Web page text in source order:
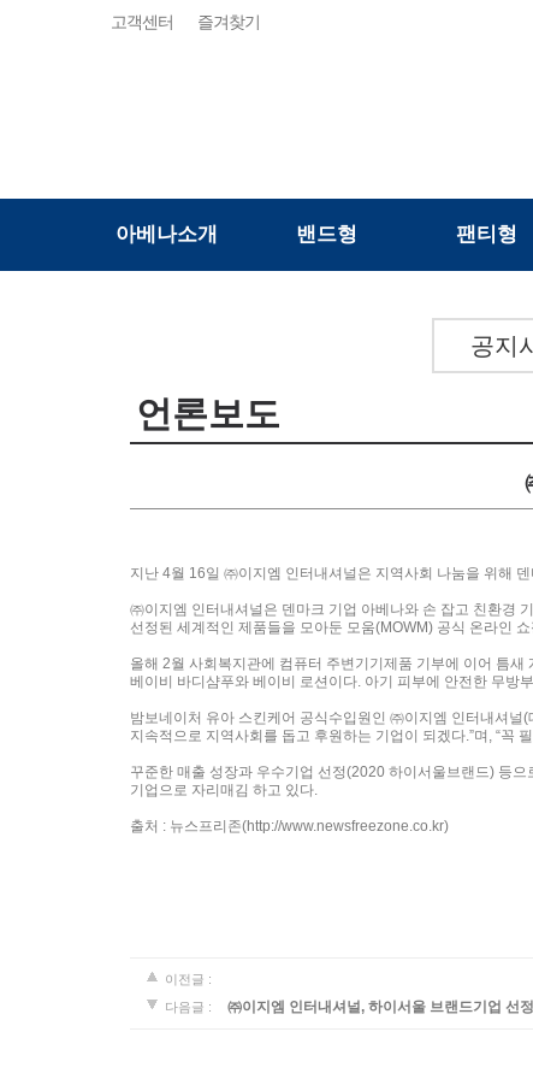
고객센터 즐겨찾기
아베나소개 밴드형 팬티형
공지
언론보도
지난 4월 16일 ㈜이지엠 인터내셔널은 지역사회 나눔을 위해
㈜이지엠 인터내셔널은 덴마크 기업 아베나와 손 잡고 친환경
선정된 세계적인 제품들을 모아둔 모움(MOWM) 공식 온라인
올해 2월 사회복지관에 컴퓨터 주변기기제품 기부에 이어 틈
베이비 바디샴푸와 베이비 로션이다. 아기 피부에 안전한 무방
밤보네이처 유아 스킨케어 공식수입원인 ㈜이지엠 인터내셔
지속적으로 지역사회를 돕고 후원하는 기업이 되겠다.”며, “꼭
꾸준한 매출 성장과 우수기업 선정(2020 하이서울브랜드) 등
기업으로 자리매김 하고 있다.
출처 : 뉴스프리존(http://www.newsfreezone.co.kr)
이전글 :
다음글 :
㈜이지엠 인터내셔널, 하이서울 브랜드기업 선정